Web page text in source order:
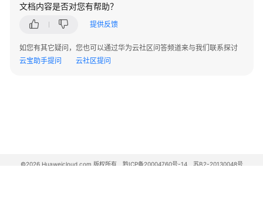
持
系
文档内容是否对您有帮助？
提供反馈
如您有其它疑问，您也可以通过华为云社区问答频道来与我们联系探讨
云宝助手提问
云社区提问
©2026 Huaweicloud.com 版权所有 黔ICP备20004760号-14
苏B2-20130048号